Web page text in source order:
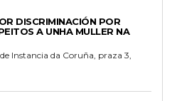
DISCRIMINACIÓN POR
A UNHA MULLER NA
Instancia da Coruña, praza 3,